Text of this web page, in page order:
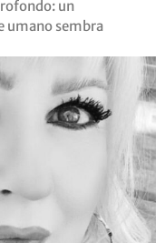
un
umano sembra